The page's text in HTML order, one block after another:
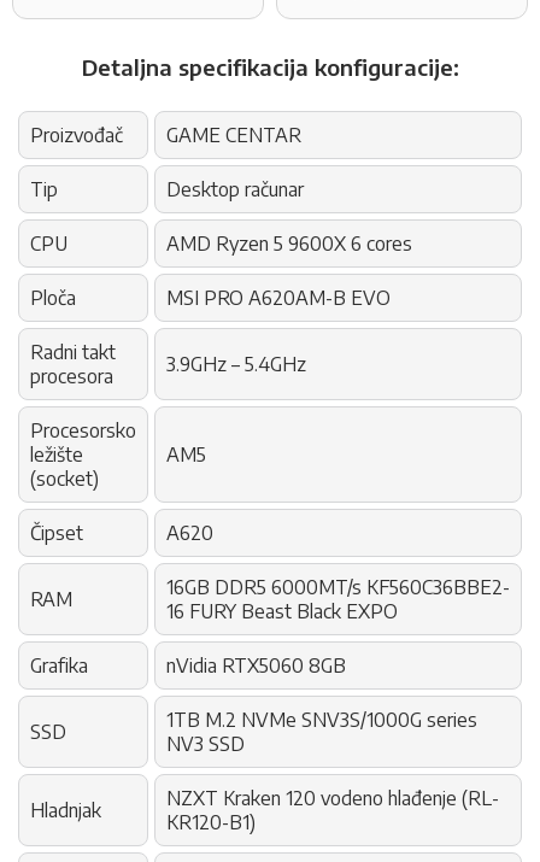
Detaljna specifikacija konfiguracije:
Proizvođač GAME CENTAR
Tip Desktop računar
CPU AMD Ryzen 5 9600X 6 cores
Ploča MSI PRO A620AM-B EVO
Radni takt
procesora
3.9GHz – 5.4GHz
Procesorsko
ležište
(socket)
AM5
Čipset A620
RAM
16GB DDR5 6000MT/s KF560C36BBE2-
16 FURY Beast Black EXPO
Grafika nVidia RTX5060 8GB
SSD
1TB M.2 NVMe SNV3S/1000G series
NV3 SSD
Hladnjak
NZXT Kraken 120 vodeno hlađenje (RL-
KR120-B1)